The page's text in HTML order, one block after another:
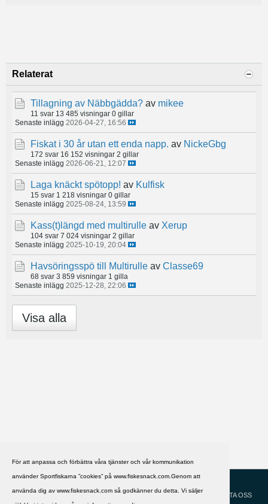
För att anpassa och förbättra våra tjänster och vår kommunikation
använder Sportfiskarna ”cookies” på www.fiskesnack.com.Genom att
använda dig av www.fiskesnack.com så godkänner du detta. Vi säljer
Relaterat
Tillagning av Näbbgädda? av mikee
11 svar 13 485 visningar 0 gillar
Senaste inlägg 2026-04-27, 16:56
Fiskat i 30 år utan ett enda napp. av NickeGbg
172 svar 16 152 visningar 2 gillar
Senaste inlägg 2026-06-21, 12:07
Laga knäckt spötopp! av Kulfisk
15 svar 1 218 visningar 0 gillar
Senaste inlägg 2025-08-24, 13:59
Kass(t)längd med multirulle av Xerup
104 svar 7 024 visningar 2 gillar
Senaste inlägg 2025-10-19, 20:04
Havsöringsspö till Multirulle av Classe69
68 svar 3 859 visningar 1 gilla
Senaste inlägg 2025-12-28, 22:06
Visa alla
HJÄLP
KONTAKTA OSS